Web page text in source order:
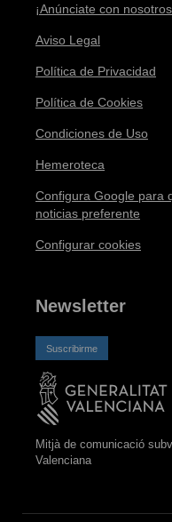
¡Anúnciate con
Aviso Legal
Política de Privacidad
Política de Cookies
Condiciones de Uso
Hemeroteca
Configura Google para
noticias preferente
Configurar cookies
Newsletter
Suscribirme
Mitjà de comunicació
Valenciana